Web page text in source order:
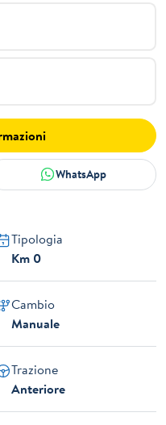
WhatsApp
Tipologia
Km 0
Cambio
Manuale
Trazione
Anteriore